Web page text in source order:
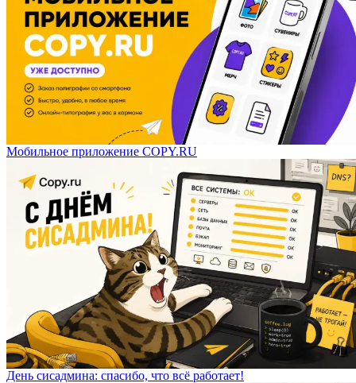
Мобильное приложение COPY.RU
День сисадмина: спасибо, что всё работает!